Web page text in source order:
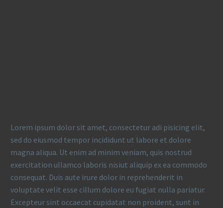
Lorem ipsum dolor sit amet, consectetur adi pisicing elit,
sed do eiusmod tempor incididunt ut labore et dolore
magna aliqua. Ut enim ad minim veniam, quis nostrud
exercitation ullamco laboris nisiut aliquip ex ea commodo
consequat. Duis aute irure dolor in reprehenderit in
voluptate velit esse cillum dolore eu fugiat nulla pariatur.
Excepteur sint occaecat cupidatat non proident, sunt in